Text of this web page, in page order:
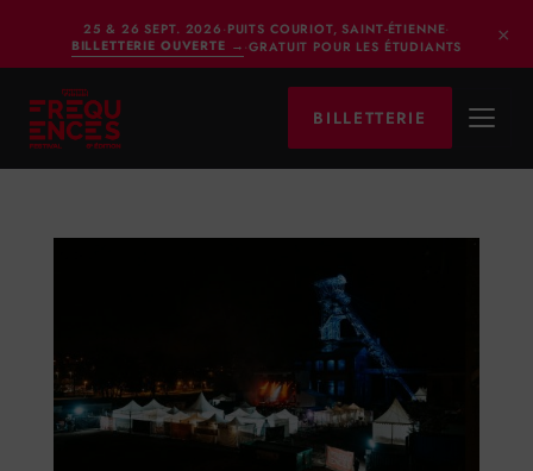
25 & 26 SEPT. 2026 · PUITS COURIOT, SAINT-ÉTIENNE·
BILLETTERIE OUVERTE → ·GRATUIT POUR LES ÉTUDIANTS ×
BILLETTERIE